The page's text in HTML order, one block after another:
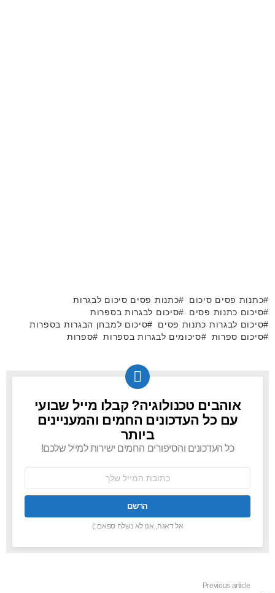
כתנות פסים סיכום
כתנות פסים סיכום לבגרות
סיכום כתנות פסים
סיכום לבגרות בספרות
סיכום לבגרות כתנות פסים
סיכום למבחן הבגרות בספרות
סיכום ספרות
סיכומים לבגרות בספרות ספרות
NEWSLETTER
אוהבים טכנולוגיה? קבלו מייל שבועי
עם כל העדכונים החמים והמעניינים
ביותר
כל העדכונים והסיפורים החמים ישירות למייל שלכם!
אל דאגה, אנו לא נשלח ספאם :)
Previous article